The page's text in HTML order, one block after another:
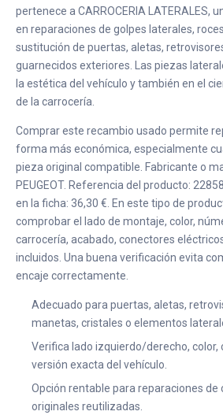
pertenece a CARROCERIA LATERALES,
en reparaciones de golpes laterales,
sustitución de puertas, aletas,
guarnecidos exteriores. Las piezas
la estética del vehículo y también en el
de la carrocería.
Comprar este recambio usado permite
forma más económica, especialmente
pieza original compatible. Fabricante o
PEUGEOT. Referencia del producto:
en la ficha: 36,30 €. En este tipo de
comprobar el lado de montaje, color,
carrocería, acabado, conectores
incluidos. Una buena verificación evita
encaje correctamente.
Adecuado para puertas, aletas,
manetas, cristales o elementos
Verifica lado izquierdo/derecho, color,
versión exacta del vehículo.
Opción rentable para reparaciones de
originales reutilizadas.